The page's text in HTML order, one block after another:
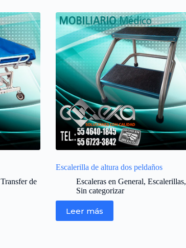
Transfer de
Escalerilla de altura dos peldaños
Escaleras en General, Escalerillas,
Sin categorizar
Leer más